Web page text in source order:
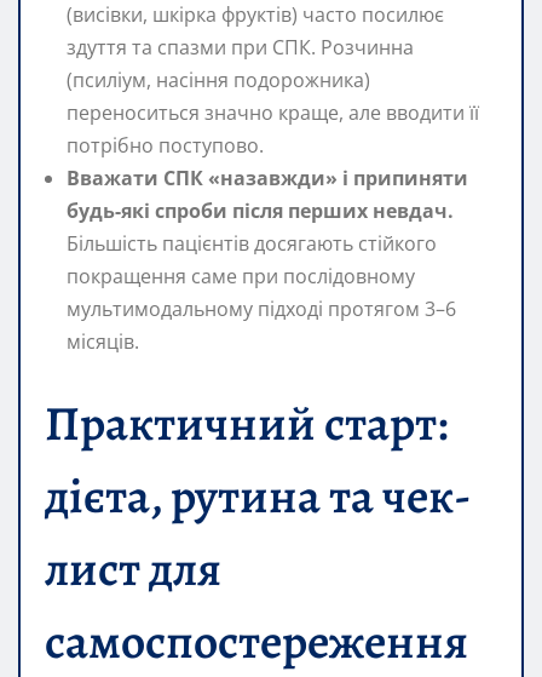
(висівки, шкірка фруктів) часто посилює
здуття та спазми при СПК. Розчинна
(псиліум, насіння подорожника)
переноситься значно краще, але вводити її
потрібно поступово.
Вважати СПК «назавжди» і припиняти
будь-які спроби після перших невдач.
Більшість пацієнтів досягають стійкого
покращення саме при послідовному
мультимодальному підході протягом 3–6
місяців.
Практичний старт:
дієта, рутина та чек-
лист для
самоспостереження